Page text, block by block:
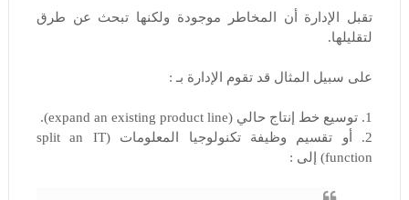
تقبل الإدارة أن المخاطر موجودة ولكنها تبحث عن طرق
لتقليلها.
على سبيل المثال قد تقوم الإدارة بـ :
1. توسيع خط إنتاج حالي (expand an existing product line).
2. أو تقسيم وظيفة تكنولوجيا المعلومات (split an IT
function) إلى :